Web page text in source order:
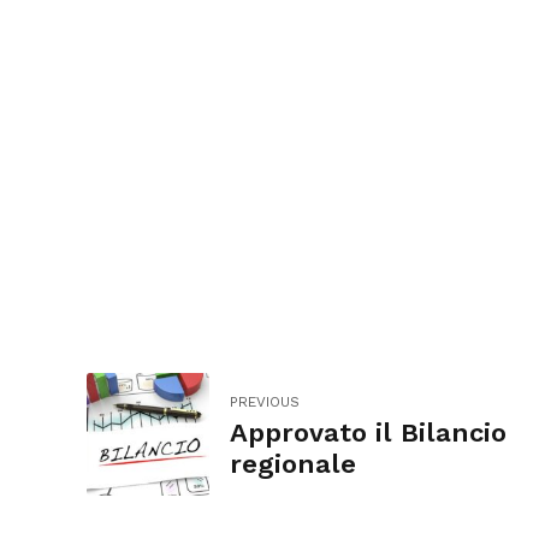
PREVIOUS
Approvato il Bilancio
regionale